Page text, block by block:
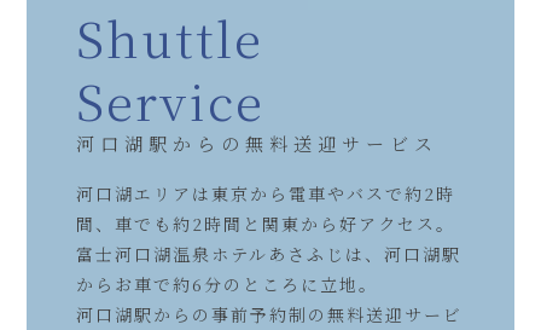
Shuttle
Service
河口湖駅からの無料送迎サービス
河口湖エリアは東京から電車やバスで約2時
間、車でも約2時間と関東から好アクセス。
富士河口湖温泉ホテルあさふじは、河口湖駅
からお車で約6分のところに立地。
河口湖駅からの事前予約制の無料送迎サービ